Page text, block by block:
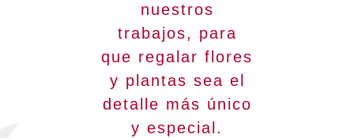
nuestros
trabajos, para
que regalar flores
y plantas sea el
detalle más único
y especial.